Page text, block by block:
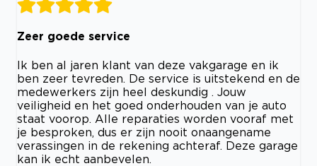
Zeer goede service
Ik ben al jaren klant van deze vakgarage en ik
ben zeer tevreden. De service is uitstekend en de
medewerkers zijn heel deskundig . Jouw
veiligheid en het goed onderhouden van je auto
staat voorop. Alle reparaties worden vooraf met
je besproken, dus er zijn nooit onaangename
verassingen in de rekening achteraf. Deze garage
kan ik echt aanbevelen.